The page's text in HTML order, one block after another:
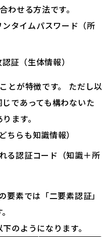
わせる方法です。
タイムパスワード（所
証（生体情報）
とが特徴です。 ただし以
であっても構わないた
ます。
らも知識情報）
る認証コード（知識＋所
要素では「二要素認証」
のようになります。